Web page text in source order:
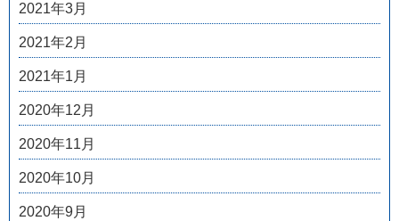
2021年3月
2021年2月
2021年1月
2020年12月
2020年11月
2020年10月
2020年9月